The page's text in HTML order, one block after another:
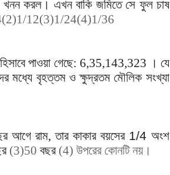
করল। এখন বাকি জমিতে সে ফুল চাষ
12(3)1/24(4)1/36
পাওয়া গেছে: 6,35,143,323 । যে
মধ্যে বৃহত্তম ও ক্ষুদ্রতম মৌলিক সংখ্যা
আগে রাম, তার কাকার বয়সের 1/4অংশ
(3)50 বছর (4) উপরের কোনটি নয়।